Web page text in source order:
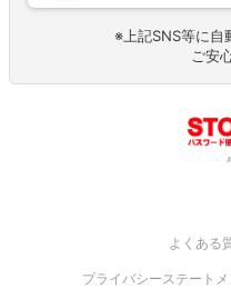
※上記SNS等に自
ご安
よくある
プライバシーステートメ